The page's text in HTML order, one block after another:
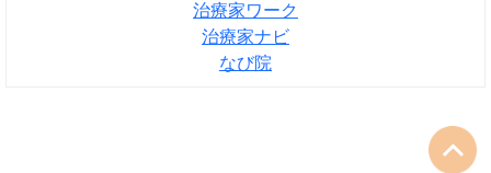
治療家ワーク
治療家ナビ
なび院